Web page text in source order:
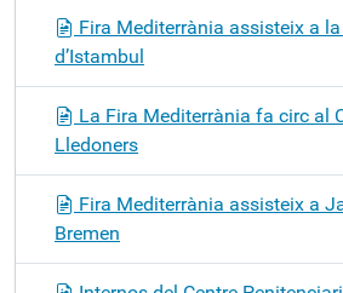
Fira Mediterrània assisteix a
d’Istambul
La Fira Mediterrània fa circ al
Lledoners
Fira Mediterrània assisteix a
Bremen